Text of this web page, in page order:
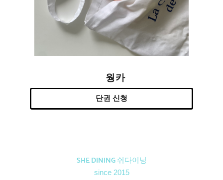
웡카
단권 신청
SHE DINING 쉬다이닝
since 2015